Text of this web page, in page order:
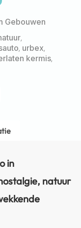
Gebouwen
,
, urbex,
kermis,
in
natuur